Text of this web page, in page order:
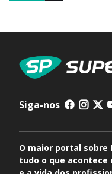
Siga-nos
O maior portal sobre
tudo o que